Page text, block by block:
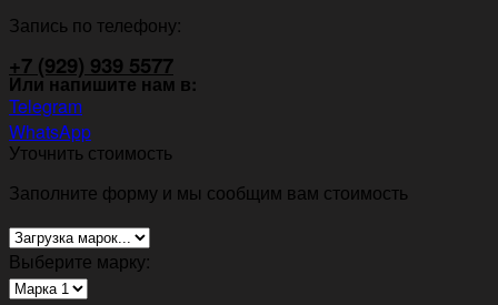
Запись по телефону:
+7 (929) 939 5577
Или напишите нам в:
Telegram
WhatsApp
Уточнить стоимость
Заполните форму и мы сообщим вам стоимость
Выберите марку: